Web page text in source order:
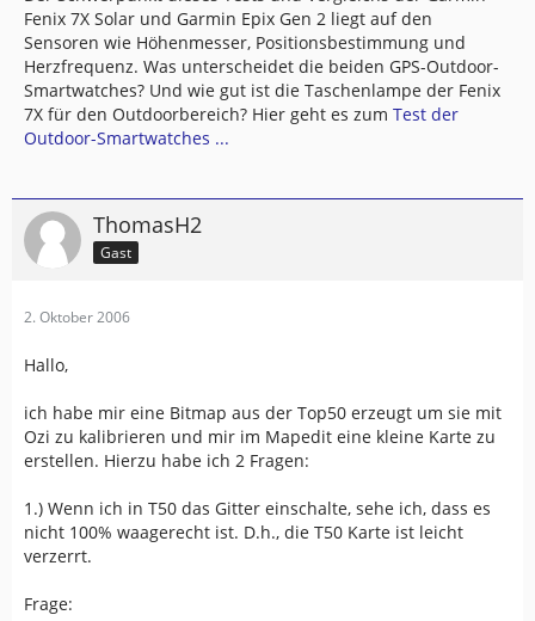
Fenix 7X Solar und Garmin Epix Gen 2 liegt auf den
Sensoren wie Höhenmesser, Positionsbestimmung und
Herzfrequenz. Was unterscheidet die beiden GPS-Outdoor-
Smartwatches? Und wie gut ist die Taschenlampe der Fenix
7X für den Outdoorbereich? Hier geht es zum Test der
Outdoor-Smartwatches ...
ThomasH2
Gast
2. Oktober 2006
Hallo,
ich habe mir eine Bitmap aus der Top50 erzeugt um sie mit
Ozi zu kalibrieren und mir im Mapedit eine kleine Karte zu
erstellen. Hierzu habe ich 2 Fragen:
1.) Wenn ich in T50 das Gitter einschalte, sehe ich, dass es
nicht 100% waagerecht ist. D.h., die T50 Karte ist leicht
verzerrt.
Frage: